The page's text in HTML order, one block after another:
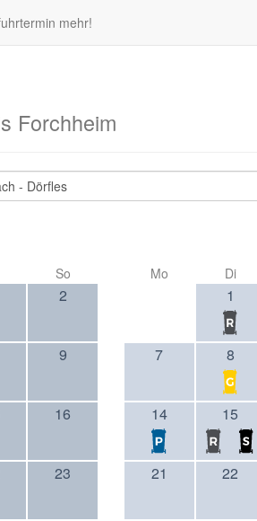
mehr!
Forchheim
- Dörfles
So
2
9
16
23
Mo Di
1
7 8
14 15
21 22